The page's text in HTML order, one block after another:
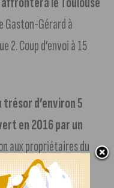
Gaston-Gérard à
2. Coup d’envoi à 15
trésor d’environ 5
en 2016 par un
aux propriétaires du
randonneur n’a pu